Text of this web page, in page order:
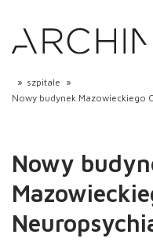
» szpitale
»
Nowy budynek Mazowieckiego
Nowy